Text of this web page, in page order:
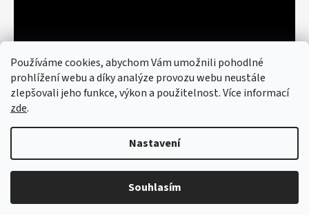
Používáme cookies, abychom Vám umožnili pohodlné
prohlížení webu a díky analýze provozu webu neustále
zlepšovali jeho funkce, výkon a použitelnost. Více informací
zde.
Nastavení
Souhlasím
© 2026 art re use. Všechna práva
Upravit nastavení cookies